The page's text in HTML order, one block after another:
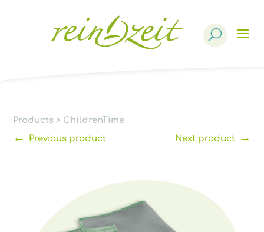
Products > ChildrenTime
← Previous product Next product→